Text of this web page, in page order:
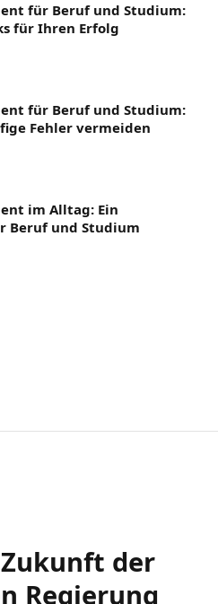
für Beruf und Studium:
für Ihren Erfolg
für Beruf und Studium:
Fehler vermeiden
im Alltag: Ein
Beruf und Studium
der
Regierung